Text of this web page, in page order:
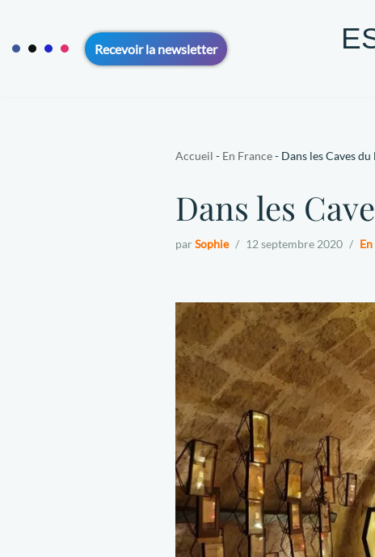
Aller
Recevoir la newsletter
Accueil - En France- Dans les Caves du
Dans les
par Sophie 12 septembre 2020